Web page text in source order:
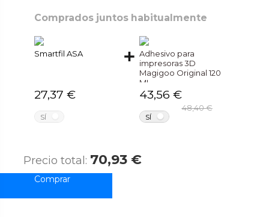
Comprados juntos habitualmente
Smartfil ASA
27,37 €
SÍ
Adhesivo para
impresoras 3D
Magigoo Original 120
ML
43,56 €
48,40 €
SÍ
Precio total: 70,93 €